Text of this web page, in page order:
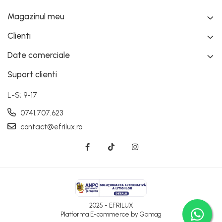
Magazinul meu
Clienti
Date comerciale
Suport clienti
L-S; 9-17
0741.707.623
contact@efrilux.ro
2025 - EFRILUX
Platforma E-commerce by Gomag